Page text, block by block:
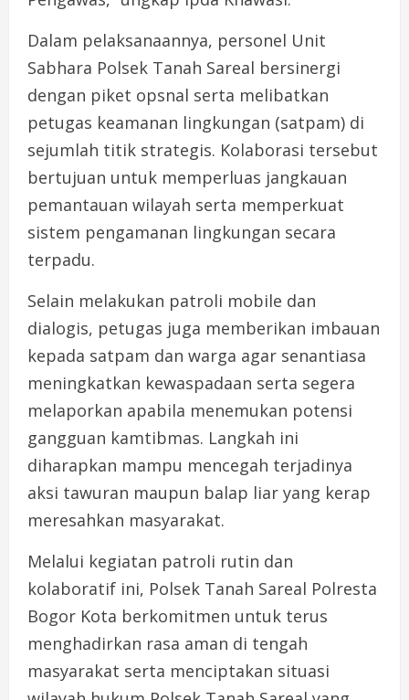
Dalam pelaksanaannya, personel Unit
Sabhara Polsek Tanah Sareal bersinergi
dengan piket opsnal serta melibatkan
petugas keamanan lingkungan (satpam) di
sejumlah titik strategis. Kolaborasi tersebut
bertujuan untuk memperluas jangkauan
pemantauan wilayah serta memperkuat
sistem pengamanan lingkungan secara
terpadu.
Selain melakukan patroli mobile dan
dialogis, petugas juga memberikan imbauan
kepada satpam dan warga agar senantiasa
meningkatkan kewaspadaan serta segera
melaporkan apabila menemukan potensi
gangguan kamtibmas. Langkah ini
diharapkan mampu mencegah terjadinya
aksi tawuran maupun balap liar yang kerap
meresahkan masyarakat.
Melalui kegiatan patroli rutin dan
kolaboratif ini, Polsek Tanah Sareal Polresta
Bogor Kota berkomitmen untuk terus
menghadirkan rasa aman di tengah
masyarakat serta menciptakan situasi